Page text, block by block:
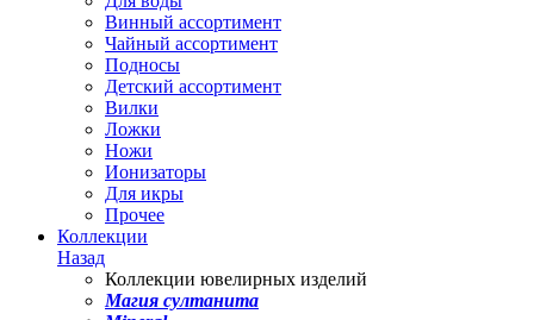
Винный ассортимент
Чайный ассортимент
Подносы
Детский ассортимент
Вилки
Ложки
Ножи
Ионизаторы
Для икры
Прочее
Коллекции
Назад
Коллекции ювелирных изделий
Магия султанита